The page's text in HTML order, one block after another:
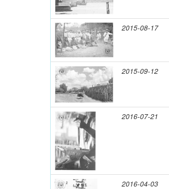
2015-08-17
2015-09-12
2016-07-21
2016-04-03